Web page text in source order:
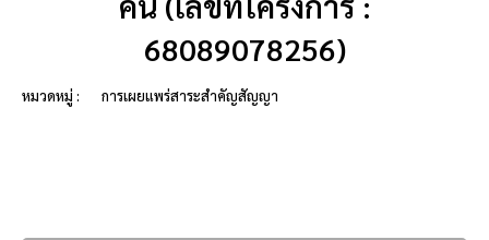
68089078256)
หมวดหมู่ : การเผยแพร่สาระสำคัญสัญญา